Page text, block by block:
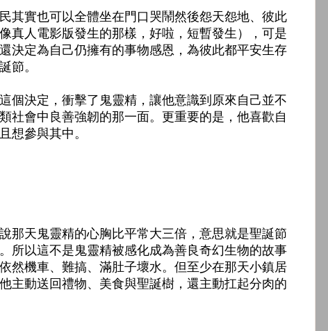
其實也可以全體坐在門口哭鬧然後怨天怨地、彼此
真人電影版發生的那樣，好啦，短暫發生），可是
決定為自己仍擁有的事物感恩，為彼此都平安生存
節。
個決定，衝擊了鬼靈精，讓他意識到原來自己並不
社會中良善強韌的那一面。更重要的是，他喜歡自
想參與其中。
那天鬼靈精的心胸比平常大三倍，意思就是聖誕節
所以這不是鬼靈精被感化成為善良奇幻生物的故事
依然機車、難搞、滿肚子壞水。但至少在那天小鎮居
主動送回禮物、美食與聖誕樹，還主動扛起分肉的